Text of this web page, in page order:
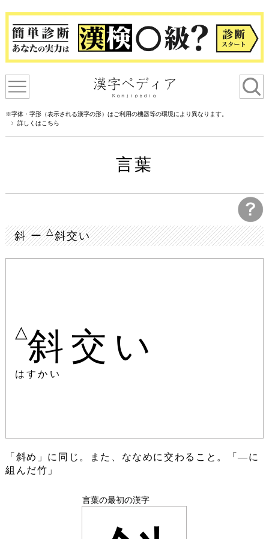
※字体・字形（表示される漢字の形）はご利用の機器等の環境により異なります。
詳しくはこちら
言葉
斜 ー△斜交い
△斜交い
はすかい
「斜め」に同じ。また、ななめに交わること。「―に
組んだ竹」
言葉の最初の漢字